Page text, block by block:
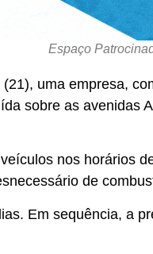
Espaço
uma empresa,
sobre as avenidas
nos horários
de
Em sequência, a